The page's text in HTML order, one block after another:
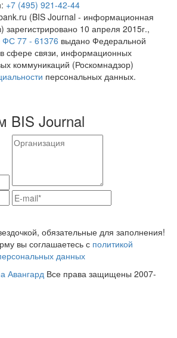
+7 (495) 921-42-44
(BIS Journal - информационная
зарегистрировано 10 апреля 2015г.,
ФС 77 - 61376 выдано Федеральной
сфере связи, информационных
коммуникаций (Роскомнадзор)
персональных данных.
BIS Journal
обязательные для заполнения!
вы соглашаетесь с политикой
данных
Авангард Все права защищены 2007-